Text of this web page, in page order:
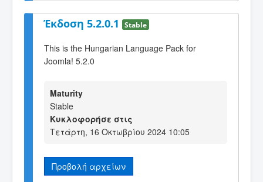
Έκδοση 5.2.0.1 Stable
This is the Hungarian Language Pack for
Joomla! 5.2.0
Maturity
Stable
Κυκλοφορήσε στις
Τετάρτη, 16 Οκτωβρίου 2024 10:05
Προβολή αρχείων